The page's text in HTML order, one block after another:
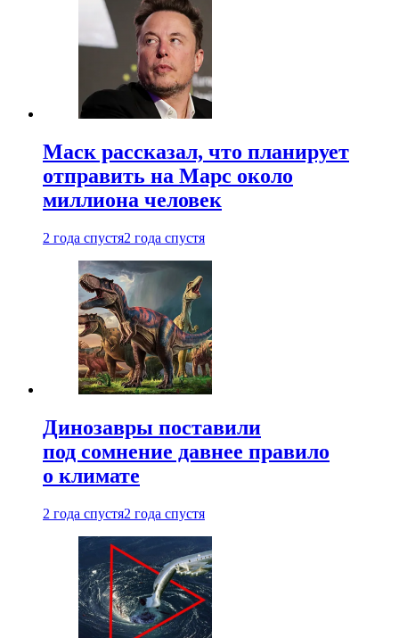
Маск рассказал, что планирует
отправить на Марс около
миллиона человек
2 года спустя2 года спустя
Динозавры поставили
под сомнение давнее правило
о климате
2 года спустя2 года спустя